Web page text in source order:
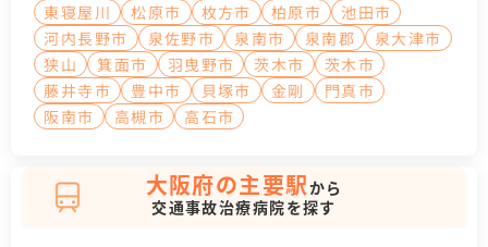
東寝屋川
松原市 枚方市 柏原市
池田市
河内長野市
泉佐野市 泉南市 泉南郡
泉大津市
狭山
箕面市 羽曳野市 茨木市
茨木市
藤井寺市
豊中市 貝塚市 金剛
門真市
阪南市
高槻市 高石市
大阪府の主要駅から
交通事故治療病院を探す